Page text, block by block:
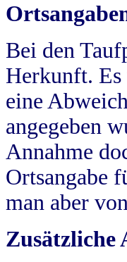
Bei den
Herkunft. Es
eine
angegeben
Annahme
Ortsangabe
man aber
Zusätzliche